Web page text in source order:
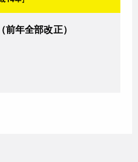
前年全部改正）